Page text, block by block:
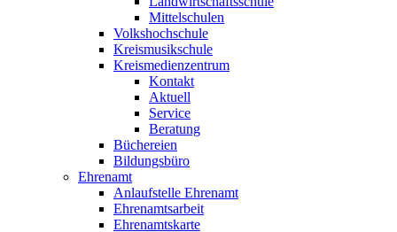
Mittelschulen
Volkshochschule
Kreismusikschule
Kreismedienzentrum
Kontakt
Aktuell
Service
Beratung
Büchereien
Bildungsbüro
Ehrenamt
Anlaufstelle Ehrenamt
Ehrenamtsarbeit
Ehrenamtskarte